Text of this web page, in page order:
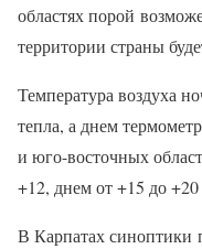
областях порой
территории страны
Температура воздуха
тепла, а днем
и юго-восточных
+12, днем от +15 до +20
В Карпатах синоптики